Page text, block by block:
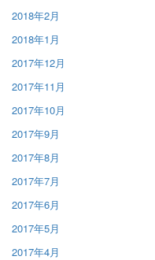
2018年2月
2018年1月
2017年12月
2017年11月
2017年10月
2017年9月
2017年8月
2017年7月
2017年6月
2017年5月
2017年4月